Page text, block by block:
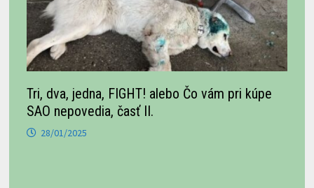
Tri, dva, jedna, FIGHT! alebo Čo vám pri kúpe
SAO nepovedia, časť II.
28/01/2025